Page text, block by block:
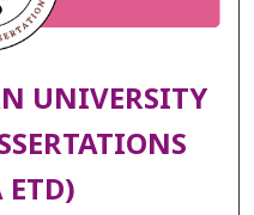
UNIVERSITY